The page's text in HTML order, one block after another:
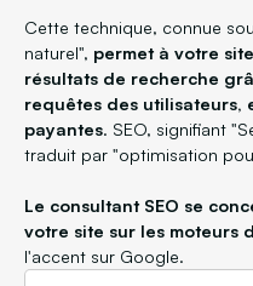
Cette technique, connue
naturel", permet à votre
résultats de recherche
requêtes des utilisateurs,
payantes. SEO, signifiant
traduit par "optimisation
Le consultant SEO se
votre site sur les moteurs
l'accent sur Google.